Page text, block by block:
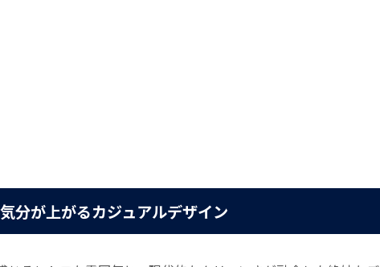
分が上がるカジュアルデザイン